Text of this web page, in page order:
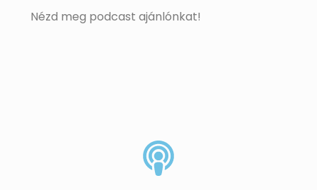
Nézd meg podcast ajánlónkat!